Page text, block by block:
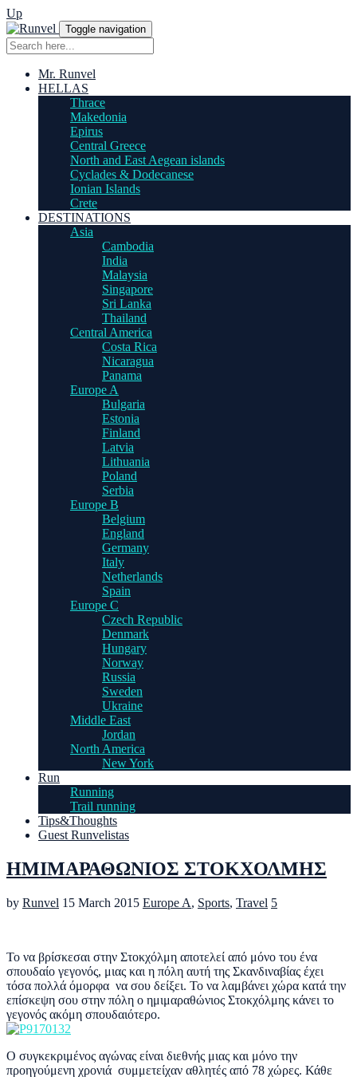
Up
Toggle navigation
Mr. Runvel
HELLAS
Thrace
Makedonia
Epirus
Central Greece
North and East Aegean islands
Cyclades & Dodecanese
Ionian Islands
Crete
DESTINATIONS
Asia
Cambodia
India
Malaysia
Singapore
Sri Lanka
Thailand
Central America
Costa Rica
Nicaragua
Panama
Europe A
Bulgaria
Estonia
Finland
Latvia
Lithuania
Poland
Serbia
Europe B
Belgium
England
Germany
Italy
Netherlands
Spain
Europe C
Czech Republic
Denmark
Hungary
Norway
Russia
Sweden
Ukraine
Middle East
Jordan
North America
New York
Run
Running
Trail running
Tips&Thoughts
Guest Runvelistas
ΗΜΙΜΑΡΑΘΩΝΙΟΣ ΣΤΟΚΧΟΛΜΗΣ
by Runvel 15 March 2015 Europe A, Sports, Travel 5
Το να βρίσκεσαι στην Στοκχόλμη αποτελεί από μόνο του ένα
σπουδαίο γεγονός, μιας και η πόλη αυτή της Σκανδιναβίας έχει
τόσα πολλά όμορφα να σου δείξει. Το να λαμβάνει χώρα κατά την
επίσκεψη σου στην πόλη ο ημιμαραθώνιος Στοκχόλμης κάνει το
γεγονός ακόμη σπουδαιότερο.
Ο συγκεκριμένος αγώνας είναι διεθνής μιας και μόνο την
προηγούμενη χρονιά συμμετείχαν αθλητές από 78 χώρες. Κάθε